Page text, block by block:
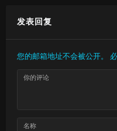
发表回复
您的邮箱地址不会被公开。
你的评论
名称